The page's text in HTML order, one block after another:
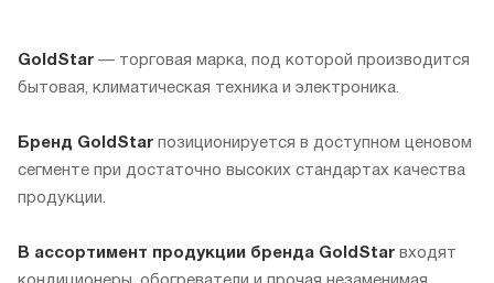
GoldStar — торговая марка, под которой производится
бытовая, климатическая техника и электроника.
Бренд GoldStar позиционируется в доступном ценовом
сегменте при достаточно высоких стандартах качества
продукции.
В ассортимент продукции бренда GoldStar входят